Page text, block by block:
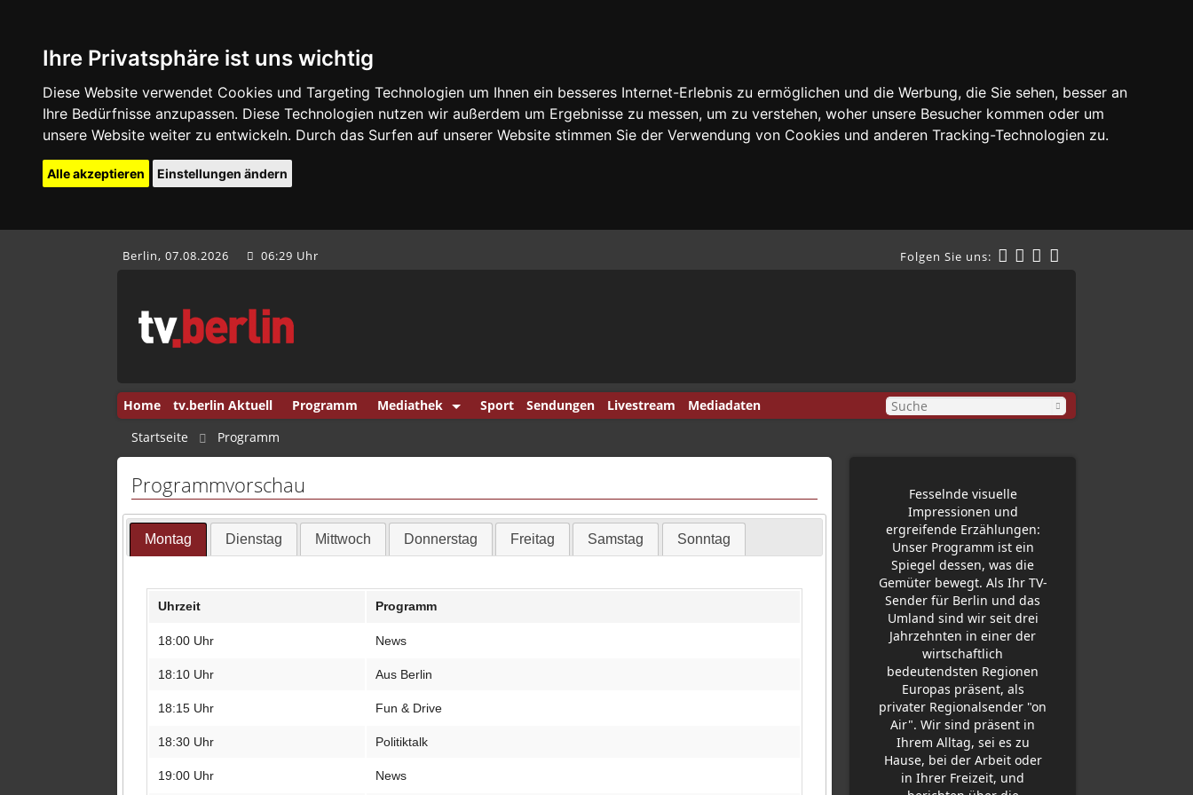
Ihre Privatsphäre ist uns wichtig
Diese Website verwendet Cookies und Targeting Technologien um Ihnen ein besseres Internet-Erlebnis zu ermöglichen und die Werbung, die Sie sehen, besser an
Ihre Bedürfnisse anzupassen. Diese Technologien nutzen wir außerdem um Ergebnisse zu messen, um zu verstehen, woher unsere Besucher kommen oder um
unsere Website weiter zu entwickeln. Durch das Surfen auf unserer Website stimmen Sie der Verwendung von Cookies und anderen Tracking-Technologien zu.
Alle akzeptieren Einstellungen ändern
Berlin, 07.08.2026 06:29 Uhr Folgen Sie uns:
Home tv.berlin Aktuell Programm
Mediathek
Aus Berlin
Aus dem Bundestag
Auslandsjournal
Brennpunkt
Brinkmann & König
Brinkmann Klartext
Buchtipp
Capital Player
Sport Sendungen Livestream
Mediadaten
Startseite
Programm
Programmvorschau
Montag Dienstag Mittwoch Donnerstag Freitag Samstag Sonntag
Uhrzeit Programm
18:00 Uhr News
18:10 Uhr Aus Berlin
18:15 Uhr Fun & Drive
18:30 Uhr Politiktalk
19:00 Uhr News
Fesselnde visuelle
Impressionen und
ergreifende Erzählungen:
Unser Programm ist ein
Spiegel dessen, was die
Gemüter bewegt. Als Ihr TV-
Sender für Berlin und das
Umland sind wir seit drei
Jahrzehnten in einer der
wirtschaftlich
bedeutendsten Regionen
Europas präsent, als
privater Regionalsender "on
Air". Wir sind präsent in
Ihrem Alltag, sei es zu
Hause, bei der Arbeit oder
in Ihrer Freizeit, und